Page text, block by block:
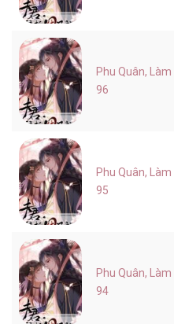
Phu Quân,
96
Phu Quân,
95
Phu Quân,
94